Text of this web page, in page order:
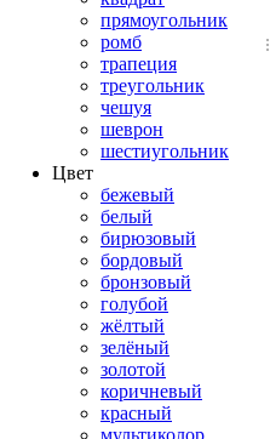
прямоугольник
ромб
трапеция
треугольник
чешуя
шеврон
шестиугольник
Цвет
бежевый
белый
бирюзовый
бордовый
бронзовый
голубой
жёлтый
зелёный
золотой
коричневый
красный
мультиколор